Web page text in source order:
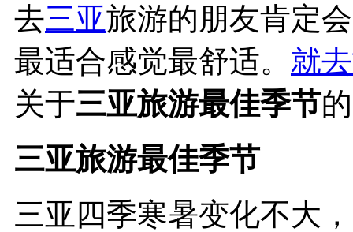
去三亚旅游的朋友肯定
最适合感觉最舒适。 就
关于三亚旅游最佳季节
三亚旅游最佳季节
三亚四季寒暑变化不大